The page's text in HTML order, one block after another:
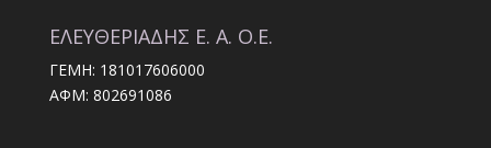
ΕΛΕΥΘΕΡΙΑΔΗΣ Ε. Α. Ο.Ε.
ΓΕΜΗ: 181017606000
ΑΦΜ: 802691086